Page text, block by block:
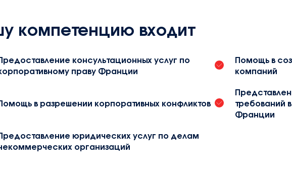
компетенцию входит
консультационных услуг по
праву Франции
Помощь в
компаний
в разрешении корпоративных конфликтов
требований
Франции
юридических услуг по делам
организаций